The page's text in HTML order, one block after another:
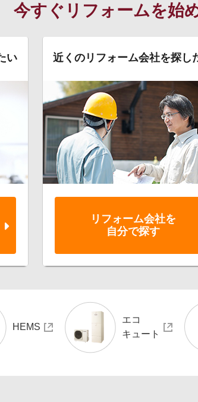
今すぐリフォームを始
い 近くのリフォーム会社を探し
リフォーム会社を
自分で探す
HEMS
エコ
キュート